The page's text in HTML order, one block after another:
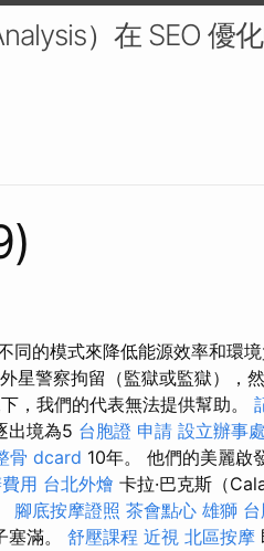
）在 SEO 優
同的模式來降低能源效率和環境
星警察拘留（監獄或監獄），
，我們的代表無法提供幫助。
出境為5 台胞證 申請 設立辦事處
骨 dcard 10年。 他們的美麗啟
用 台北外燴 卡拉·巴克斯（
腳底按摩證照 茶會點心 雄獅 台
滿。 舒壓課程 近視 北區按摩